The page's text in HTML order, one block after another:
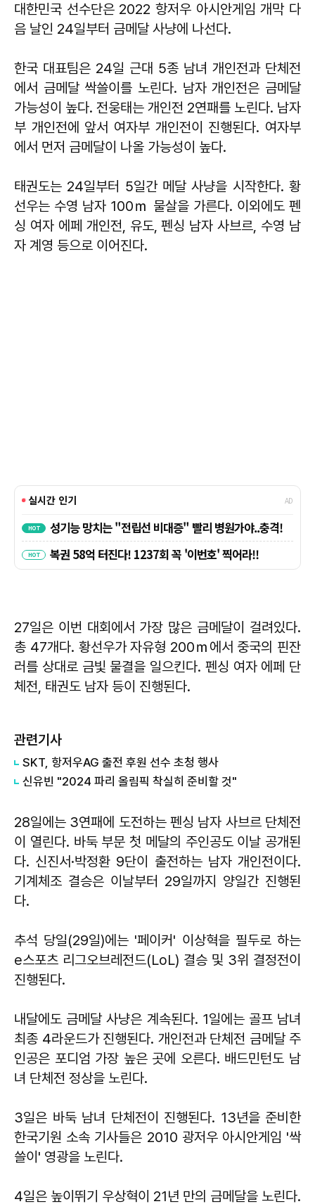
대한민국 선수단은 2022 항저우 아시안게임 개막 다
음 날인 24일부터 금메달 사냥에 나선다.
한국 대표팀은 24일 근대 5종 남녀 개인전과 단체전
에서 금메달 싹쓸이를 노린다. 남자 개인전은 금메달
가능성이 높다. 전웅태는 개인전 2연패를 노린다. 남자
부 개인전에 앞서 여자부 개인전이 진행된다. 여자부
에서 먼저 금메달이 나올 가능성이 높다.
태권도는 24일부터 5일간 메달 사냥을 시작한다. 황
선우는 수영 남자 100ｍ 물살을 가른다. 이외에도 펜
싱 여자 에페 개인전, 유도, 펜싱 남자 사브르, 수영 남
자 계영 등으로 이어진다.
27일은 이번 대회에서 가장 많은 금메달이 걸려있다.
총 47개다. 황선우가 자유형 200ｍ에서 중국의 핀잔
러를 상대로 금빛 물결을 일으킨다. 펜싱 여자 에페 단
체전, 태권도 남자 등이 진행된다.
관련기사
SKT, 항저우AG 출전 후원 선수 초청 행사
​신유빈 "2024 파리 올림픽 착실히 준비할 것"
28일에는 3연패에 도전하는 펜싱 남자 사브르 단체전
이 열린다. 바둑 부문 첫 메달의 주인공도 이날 공개된
다. 신진서·박정환 9단이 출전하는 남자 개인전이다.
기계체조 결승은 이날부터 29일까지 양일간 진행된
다.
추석 당일(29일)에는 '페이커' 이상혁을 필두로 하는
e스포츠 리그오브레전드(LoL) 결승 및 3위 결정전이
진행된다.
내달에도 금메달 사냥은 계속된다. 1일에는 골프 남녀
최종 4라운드가 진행된다. 개인전과 단체전 금메달 주
인공은 포디엄 가장 높은 곳에 오른다. 배드민턴도 남
녀 단체전 정상을 노린다.
3일은 바둑 남녀 단체전이 진행된다. 13년을 준비한
한국기원 소속 기사들은 2010 광저우 아시안게임 '싹
쓸이' 영광을 노린다.
4일은 높이뛰기 우상혁이 21년 만의 금메달을 노린다.